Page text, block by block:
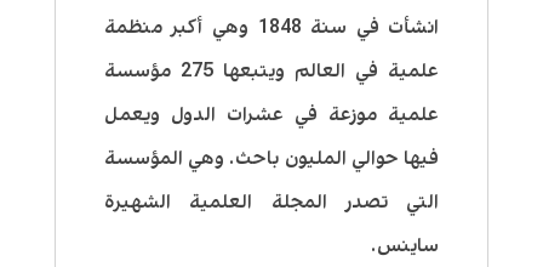
انشأت في سنة 1848 وهي أكبر منظمة
علمية في العالم ويتبعها 275 مؤسسة
علمية موزعة في عشرات الدول ويعمل
فيها حوالي المليون باحث. وهي المؤسسة
التي تصدر المجلة العلمية الشهيرة
ساينس.